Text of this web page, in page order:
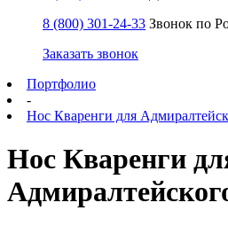
8 (800) 301-24-33 Звонок по
Заказать звонок
Портфолио
-
Нос Кваренги для
Нос Кваренги